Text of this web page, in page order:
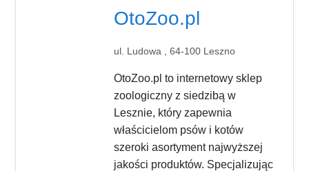
OtoZoo.pl
ul. Ludowa , 64-100 Leszno
OtoZoo.pl to internetowy sklep
zoologiczny z siedzibą w
Lesznie, który zapewnia
właścicielom psów i kotów
szeroki asortyment najwyższej
jakości produktów. Specjalizując